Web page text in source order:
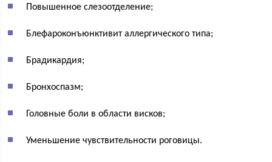
Повышенное слезоотделение;
Блефароконъюнктивит аллергического типа;
Брадикардия;
Бронхоспазм;
Головные боли в области висков;
Уменьшение чувствительности роговицы.